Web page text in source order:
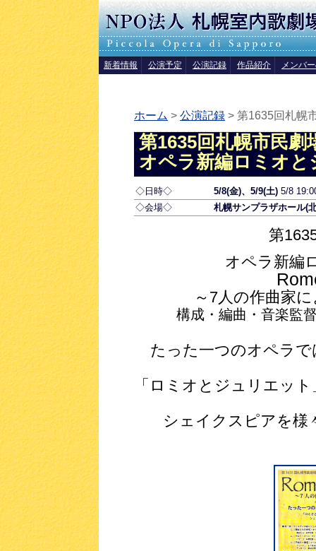
新着情報 公演予定 公演記録 作品紹介 メンバ
ホーム > 公演記録 > 第1635回札幌
第1635回札幌市民劇
オペラ新編ロミオと
◇日時◇ 5/8(金)、5/9(土) 5/8
◇会場◇
札幌サンプラザホール(
第
オペラ新編
～7人の作曲家
構成・編曲・音楽
たった一つのオペラ
「ロミオとジュリエッ
シェイクスピアを様